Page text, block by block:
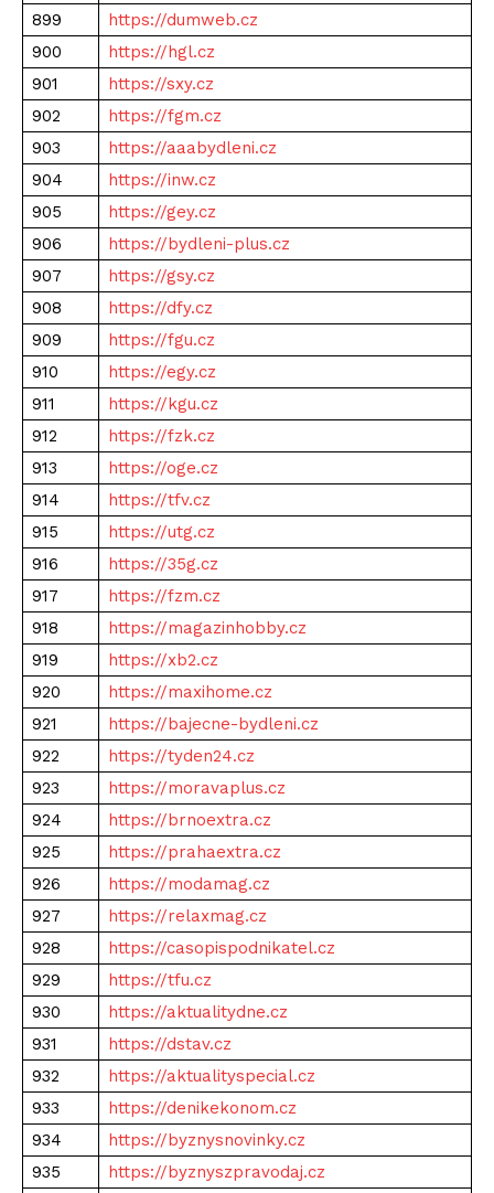
899
https://dumweb.cz
900
https://hgl.cz
901
https://sxy.cz
902
https://fgm.cz
903
https://aaabydleni.cz
904
https://inw.cz
905
https://gey.cz
906
https://bydleni-plus.cz
907
https://gsy.cz
908
https://dfy.cz
909
https://fgu.cz
910
https://egy.cz
911
https://kgu.cz
912
https://fzk.cz
913
https://oge.cz
914
https://tfv.cz
915
https://utg.cz
916
https://35g.cz
917
https://fzm.cz
918
https://magazinhobby.cz
919
https://xb2.cz
920
https://maxihome.cz
921
https://bajecne-bydleni.cz
922
https://tyden24.cz
923
https://moravaplus.cz
924
https://brnoextra.cz
925
https://prahaextra.cz
926
https://modamag.cz
927
https://relaxmag.cz
928
https://casopispodnikatel.cz
929
https://tfu.cz
930
https://aktualitydne.cz
931
https://dstav.cz
932
https://aktualityspecial.cz
933
https://denikekonom.cz
934
https://byznysnovinky.cz
935
https://byznyszpravodaj.cz